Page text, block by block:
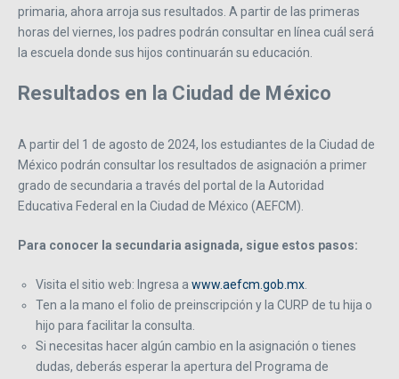
primaria, ahora arroja sus resultados. A partir de las primeras
horas del viernes, los padres podrán consultar en línea cuál será
la escuela donde sus hijos continuarán su educación.
Resultados en la Ciudad de México
A partir del 1 de agosto de 2024, los estudiantes de la Ciudad de
México podrán consultar los resultados de asignación a primer
grado de secundaria a través del portal de la Autoridad
Educativa Federal en la Ciudad de México (AEFCM).
Para conocer la secundaria asignada, sigue estos pasos:
Visita el sitio web: Ingresa a www.aefcm.gob.mx
Ten a la mano el folio de preinscripción y la CURP de tu hija o
hijo para facilitar la consulta.
Si necesitas hacer algún cambio en la asignación o tienes
dudas, deberás esperar la apertura del Programa de